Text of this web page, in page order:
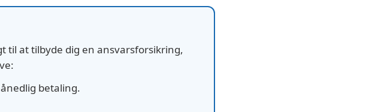
til at tilbyde dig en ansvarsforsikring,
betaling.